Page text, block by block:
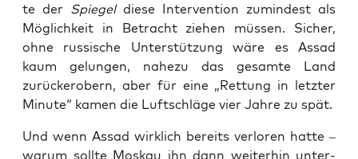
te der Spie­gel die­se Inter­ven­ti­on zumin­dest als
Mög­lich­keit in Betracht zie­hen müs­sen. Sicher,
ohne rus­si­sche Unter­stüt­zung wäre es Assad
kaum gelun­gen, nahe­zu das gesam­te Land
zurück­er­obern, aber für eine „Ret­tung in letz­ter
Minu­te“ kamen die Luft­schlä­ge vier Jah­re zu spät.
Und wenn Assad wirk­lich bereits ver­lo­ren hat­te –
war­um soll­te Mos­kau ihn dann wei­ter­hin unter­